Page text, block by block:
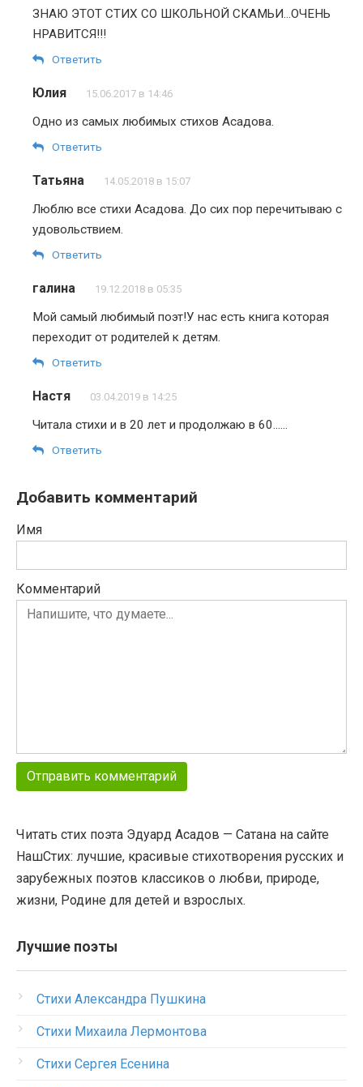
ЗНАЮ ЭТОТ СТИХ СО ШКОЛЬНОЙ СКАМЬИ…ОЧЕНЬ
НРАВИТСЯ!!!
Ответить
Юлия 15.06.2017 в 14:46
Одно из самых любимых стихов Асадова.
Ответить
Татьяна 14.05.2018 в 15:07
Люблю все стихи Асадова. До сих пор перечитываю с
удовольствием.
Ответить
галина 19.12.2018 в 05:35
Мой самый любимый поэт!У нас есть книга которая
переходит от родителей к детям.
Ответить
Настя 03.04.2019 в 14:25
Читала стихи и в 20 лет и продолжаю в 60……
Ответить
Добавить комментарий
Имя
Комментарий
Читать стих поэта Эдуард Асадов — Сатана на сайте
НашСтих: лучшие, красивые стихотворения русских и
зарубежных поэтов классиков о любви, природе,
жизни, Родине для детей и взрослых.
Лучшие поэты
Стихи Александра Пушкина
Стихи Михаила Лермонтова
Стихи Сергея Есенина